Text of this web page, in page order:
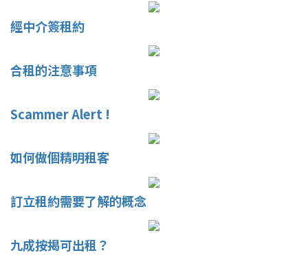
經中介簽租約
合租的注意事項
Scammer Alert !
如何做個精明租客
訂立租約需要了解的概念
九成按揭可出租？